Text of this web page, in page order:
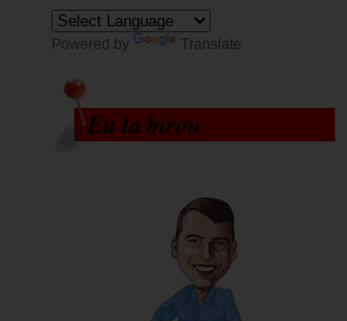
Powered by Translate
Eu la birou